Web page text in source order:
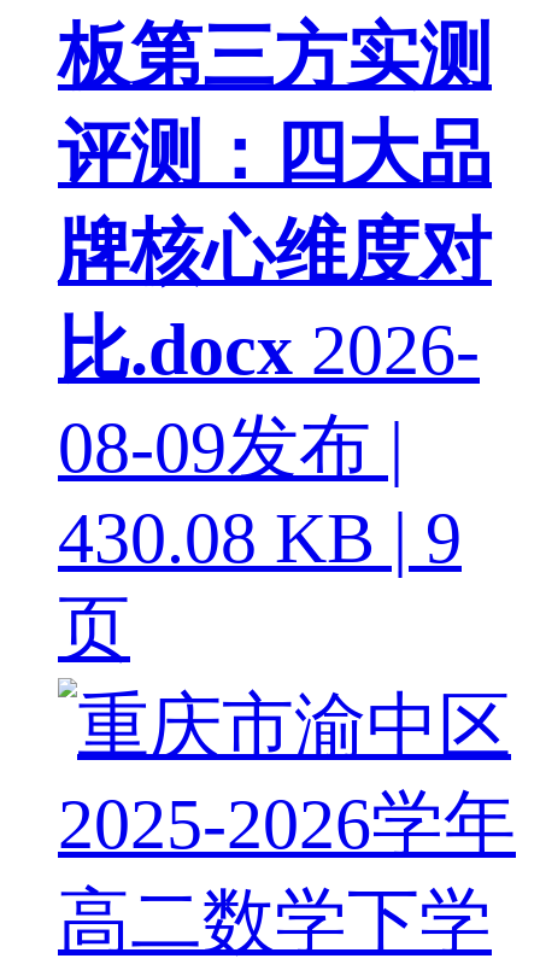
板第三方实测
评测：四大品
牌核心维度对
比.docx 2026-
08-09发布 |
430.08 KB | 9
页